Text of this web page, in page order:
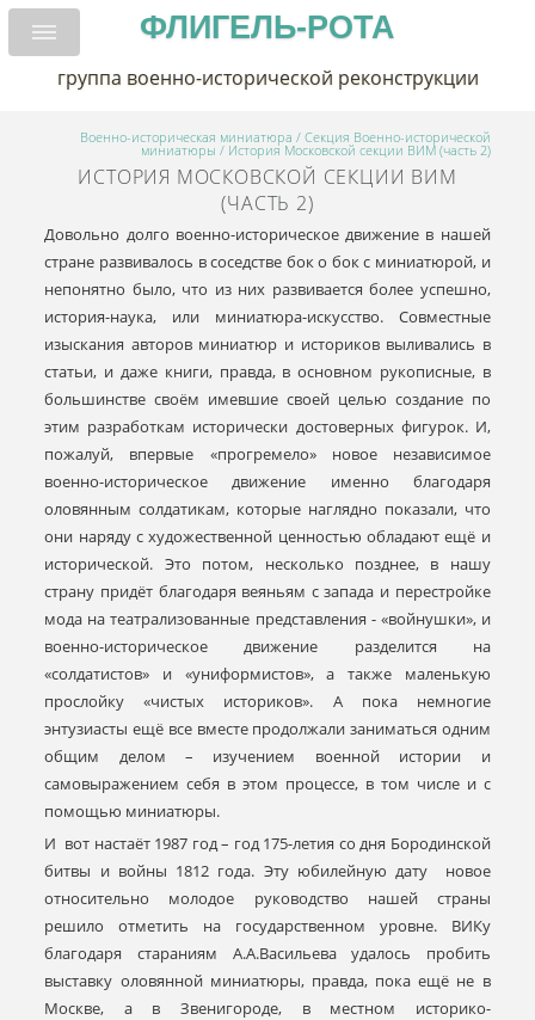
ФЛИГЕЛЬ-РОТА
группа военно-исторической реконструкции
Военно-историческая миниатюра / Cекция Военно-исторической
миниатюры / История Московской cекции ВИМ (часть 2)
ИСТОРИЯ МОСКОВСКОЙ CЕКЦИИ ВИМ
(ЧАСТЬ 2)
Довольно долго военно-историческое движение в нашей
стране развивалось в соседстве бок о бок с миниатюрой, и
непонятно было, что из них развивается более успешно,
история-наука, или миниатюра-искусство. Совместные
изыскания авторов миниатюр и историков выливались в
статьи, и даже книги, правда, в основном рукописные, в
большинстве своём имевшие своей целью создание по
этим разработкам исторически достоверных фигурок. И,
пожалуй, впервые «прогремело» новое независимое
военно-историческое движение именно благодаря
оловянным солдатикам, которые наглядно показали, что
они наряду с художественной ценностью обладают ещё и
исторической. Это потом, несколько позднее, в нашу
страну придёт благодаря веяньям с запада и перестройке
мода на театрализованные представления - «войнушки», и
военно-историческое движение разделится на
«солдатистов» и «униформистов», а также маленькую
прослойку «чистых историков». А пока немногие
энтузиасты ещё все вместе продолжали заниматься одним
общим делом – изучением военной истории и
самовыражением себя в этом процессе, в том числе и с
помощью миниатюры.
И вот настаёт 1987 год – год 175-летия со дня Бородинской
битвы и войны 1812 года. Эту юбилейную дату новое
относительно молодое руководство нашей страны
решило отметить на государственном уровне. ВИКу
благодаря стараниям А.А.Васильева удалось пробить
выставку оловянной миниатюры, правда, пока ещё не в
Москве, а в Звенигороде, в местном историко-